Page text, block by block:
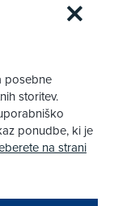
Zapri
posebne
storitev.
ponudbe, ki je
na strani